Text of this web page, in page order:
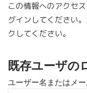
この情報へのアクセ
グインしてください
クしてください。
既存ユーザの
ユーザー名またはメ